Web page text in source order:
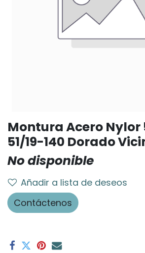
Montura Acero Nylor
51/19-140 Dorado
No disponible
Añadir a lista de deseos
Contáctenos